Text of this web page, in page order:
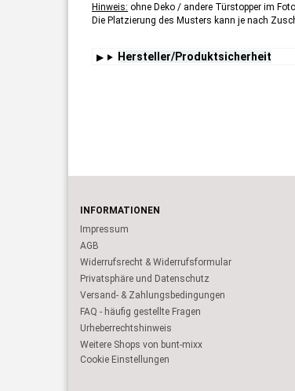
Hinweis: ohne Deko / andere Türstopper im
Die Platzierung des Musters kann je nach
Hersteller/Produktsicherheit
INFORMATIONEN
Impressum
AGB
Widerrufsrecht & Widerrufsformular
Privatsphäre und Datenschutz
Versand- & Zahlungsbedingungen
FAQ - häufig gestellte Fragen
Urheberrechtshinweis
Weitere Shops von bunt-mixx
Cookie Einstellungen